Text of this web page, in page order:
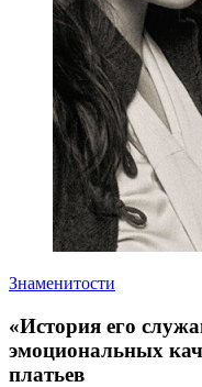
Знаменитости
«История его
эмоциональных
платьев